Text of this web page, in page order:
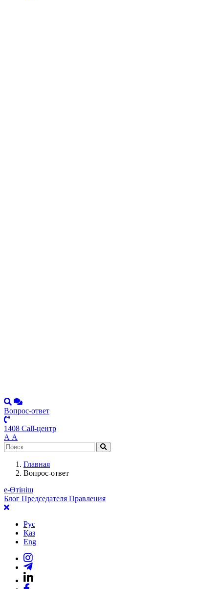
Вопрос-ответ
1408 Call-центр
А А
Главная
Вопрос-ответ
е-Өтініш
Блог Председателя Правления
Рус
Қаз
Eng